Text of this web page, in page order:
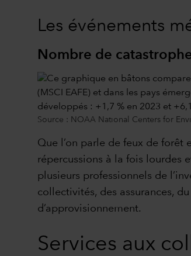
Les événements
Nombre de
Source : NOAA National Centers for
Que l’on parle de feux de forêt
répercussions à la fois lourdes
plusieurs professionnels de
collectivités, des assurances,
d’approvisionnement.
Services aux